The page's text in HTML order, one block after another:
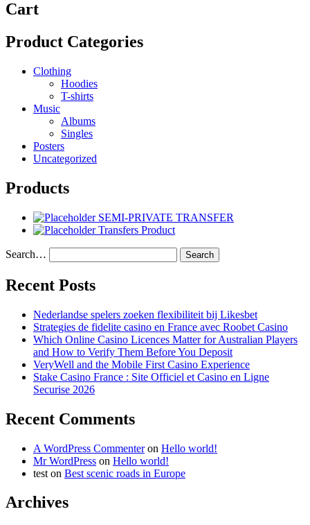
Cart
Product Categories
Clothing
Hoodies
T-shirts
Music
Albums
Singles
Posters
Uncategorized
Products
SEMI-PRIVATE TRANSFER
Transfers Product
Search…
Recent Posts
Nederlandse spelers zoeken flexibiliteit bij Likesbet
Strategies de fidelite casino en France avec Roobet Casino
Which Online Casino Licences Matter for Australian Players
and How to Verify Them Before You Deposit
VeryWell and the Mobile First Casino Experience
Stake Casino France : Site Officiel et Casino en Ligne
Securise 2026
Recent Comments
A WordPress Commenteron Hello world!
Mr WordPress on Hello world!
test on Best scenic roads in Europe
Archives